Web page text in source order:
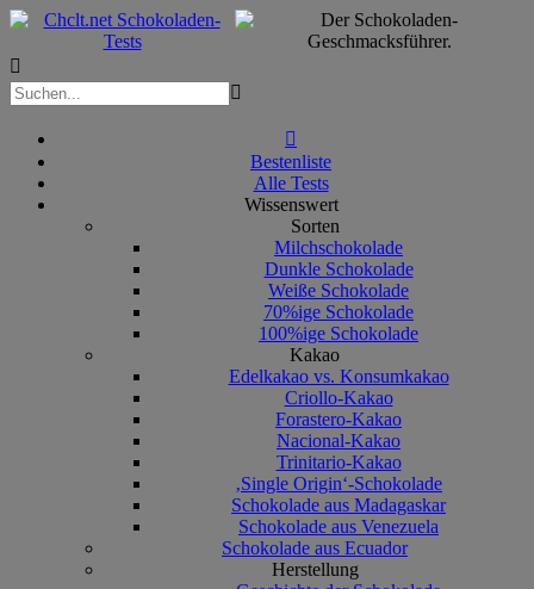



Bestenliste
Alle Tests
Wissenswert
Sorten
Milchschokolade
Dunkle Schokolade
Weiße Schokolade
70%ige Schokolade
100%ige Schokolade
Kakao
Edelkakao vs. Konsumkakao
Criollo-Kakao
Forastero-Kakao
Nacional-Kakao
Trinitario-Kakao
‚Single Origin‘-Schokolade
Schokolade aus Madagaskar
Schokolade aus Venezuela
Schokolade aus Ecuador
Herstellung